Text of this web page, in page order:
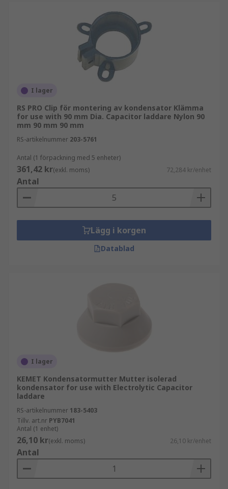
I lager
RS PRO Clip för montering av kondensator Klämma
for use with 90 mm Dia. Capacitor laddare Nylon 90
mm 90 mm 90 mm
RS-artikelnummer 203-5761
Antal (1 förpackning med 5 enheter)
361,42 kr(exkl. moms) 72,284 kr/enhet
Antal
Lägg i korgen
Datablad
I lager
KEMET Kondensatormutter Mutter isolerad
kondensator for use with Electrolytic Capacitor
laddare
RS-artikelnummer 183-5403
Tillv. art.nr PYB7041
Antal (1 enhet)
26,10 kr(exkl. moms) 26,10 kr/enhet
Antal